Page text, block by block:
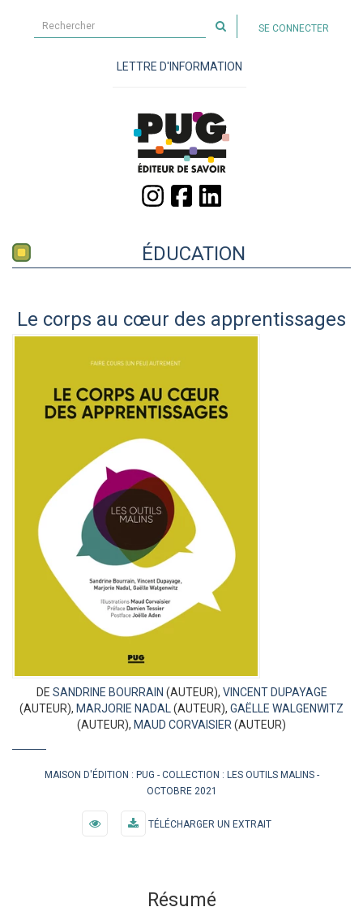
sur
site
SE CONNECTER
LETTRE D'INFORMATION
ÉDUCATION
Le corps au cœur des apprentissages
DE SANDRINE BOURRAIN (AUTEUR), VINCENT DUPAYAGE
(AUTEUR), MARJORIE NADAL(AUTEUR), GAËLLE WALGENWITZ
(AUTEUR), MAUD CORVAISIER(AUTEUR)
MAISON D'ÉDITION : PUG COLLECTION : LES OUTILS MALINS
OCTOBRE 2021
TÉLÉCHARGER UN EXTRAIT
Résumé